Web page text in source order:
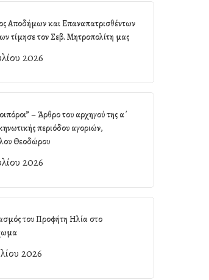
Αποδήμων και Επαναπατρισθέντων
τίμησε τον Σεβ. Μητροπολίτη μας
2026
– Άρθρο του αρχηγού της α΄
περιόδου αγοριών,
Θεοδώρου
2026
του Προφήτη Ηλία στο
2026